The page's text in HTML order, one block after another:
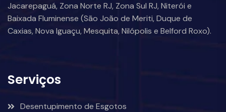
Jacarepaguá, Zona Norte RJ, Zona Sul RJ, Niterói e
Baixada Fluminense (São João de Meriti, Duque de
Caxias, Nova Iguaçu, Mesquita, Nilópolis e Belford Roxo).
Serviços
Desentupimento de Esgotos